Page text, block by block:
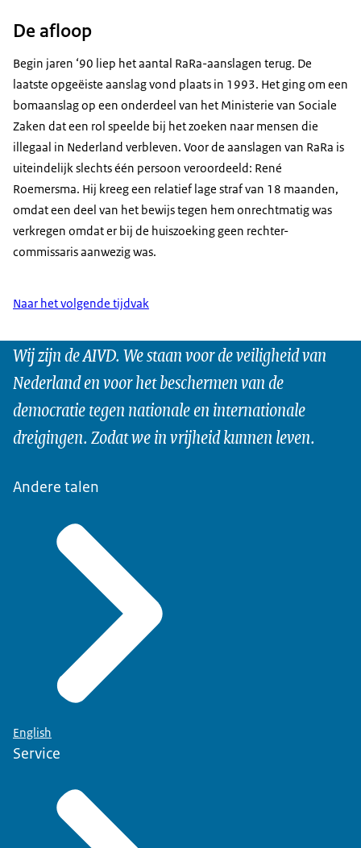
De afloop
Begin jaren ‘90 liep het aantal RaRa-aanslagen terug. De
laatste opgeëiste aanslag vond plaats in 1993. Het ging om een
bomaanslag op een onderdeel van het Ministerie van Sociale
Zaken dat een rol speelde bij het zoeken naar mensen die
illegaal in Nederland verbleven. Voor de aanslagen van RaRa is
uiteindelijk slechts één persoon veroordeeld: René
Roemersma. Hij kreeg een relatief lage straf van 18 maanden,
omdat een deel van het bewijs tegen hem onrechtmatig was
verkregen omdat er bij de huiszoeking geen rechter-
commissaris aanwezig was.
Naar het volgende tijdvak
Wij zijn de AIVD. We staan voor de veiligheid van
Nederland en voor het beschermen van de
democratie tegen nationale en internationale
dreigingen. Zodat we in vrijheid kunnen leven.
Andere talen
English
Service